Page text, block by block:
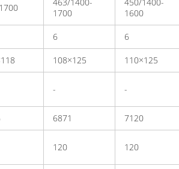
1700
1600
6 6
108×125 110×125
- -
6871 7120
120 120